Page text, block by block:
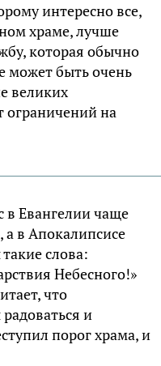
интересно все,
храме, лучше
которая обычно
может быть очень
великих
ограничений на
в Евангелии чаще
а в Апокалипсисе
слова:
Небесного!»
что
и
порог храма, и